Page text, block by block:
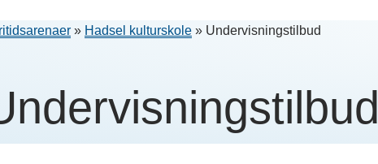
» Hadsel kulturskole » Undervisningstilbud